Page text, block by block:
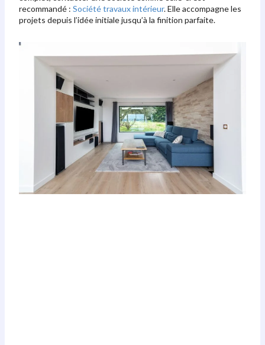
recommandé : Société travaux intérieur. Elle accompagne les
projets depuis l’idée initiale jusqu’à la finition parfaite.